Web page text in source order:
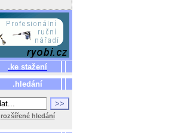
.ke stažení
.hledání
rozšířené hledání